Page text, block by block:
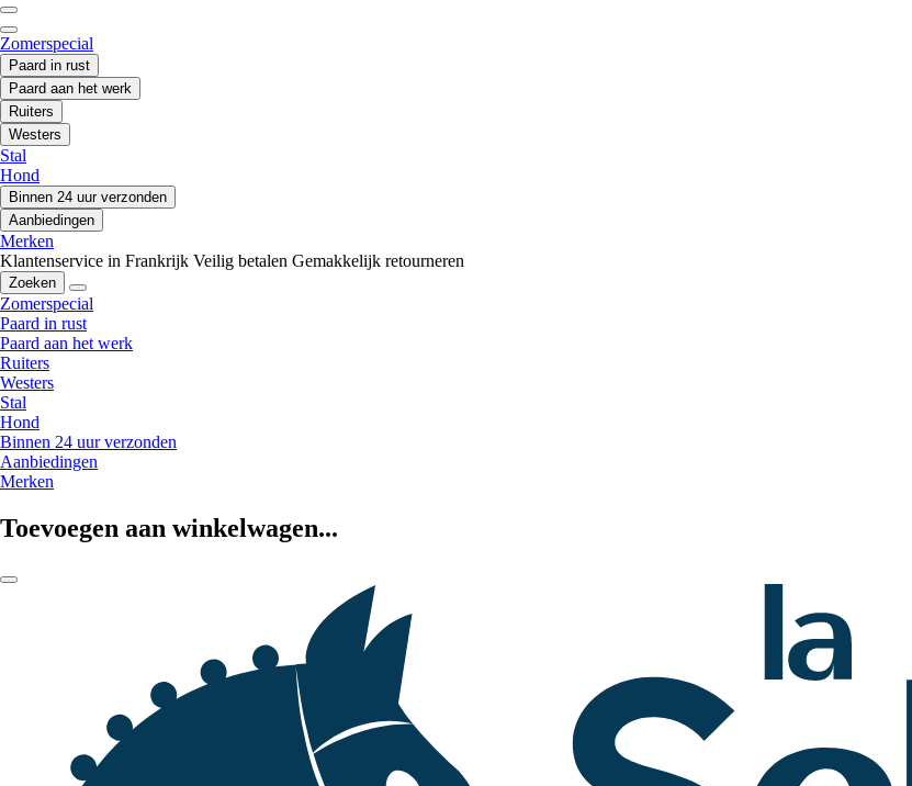
Zomerspecial
Paard in rust
Paard aan het werk
Ruiters
Westers
Stal
Hond
Binnen 24 uur verzonden
Aanbiedingen
Merken
Klantenservice in Frankrijk Veilig betalen Gemakkelijk retourneren
Zoeken
Zomerspecial
Paard in rust
Paard aan het werk
Ruiters
Westers
Stal
Hond
Binnen 24 uur verzonden
Aanbiedingen
Merken
Toevoegen aan winkelwagen...